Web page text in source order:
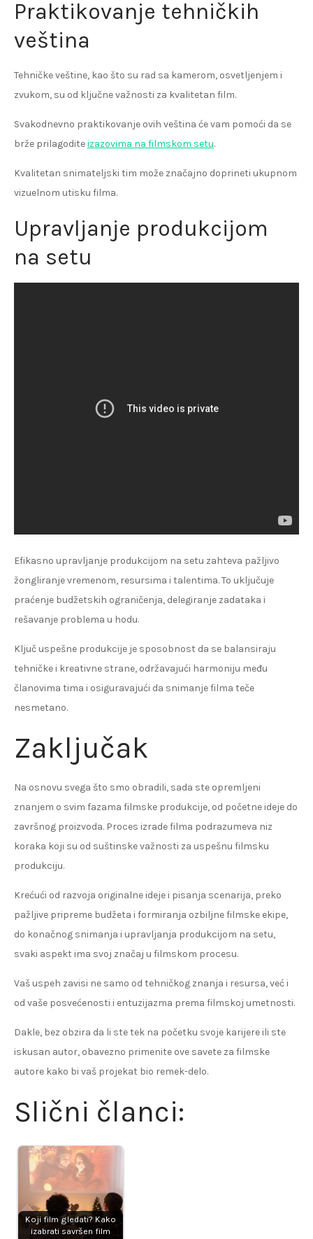
Praktikovanje tehničkih
veština
Tehničke veštine, kao što su rad sa kamerom, osvetljenjem i
zvukom, su od ključne važnosti za kvalitetan film.
Svakodnevno praktikovanje ovih veština će vam pomoći da se
brže prilagoditeizazovima na filmskom setu.
Kvalitetan snimateljski tim može značajno doprineti ukupnom
vizuelnom utisku filma.
Upravljanje produkcijom
na setu
Efikasno upravljanje produkcijom na setu zahteva pažljivo
žongliranje vremenom, resursima i talentima. To uključuje
praćenje budžetskih ograničenja, delegiranje zadataka i
rešavanje problema u hodu.
Ključ uspešne produkcije je sposobnost da se balansiraju
tehničke i kreativne strane, održavajući harmoniju među
članovima tima i osiguravajući da snimanje filma teče
nesmetano.
Zaključak
Na osnovu svega što smo obradili, sada ste opremljeni
znanjem o svim fazama filmske produkcije, od početne ideje do
završnog proizvoda. Proces izrade filma podrazumeva niz
koraka koji su od suštinske važnosti za uspešnu filmsku
produkciju.
Krećući od razvoja originalne ideje i pisanja scenarija, preko
pažljive pripreme budžeta i formiranja ozbiljne filmske ekipe,
do konačnog snimanja i upravljanja produkcijom na setu,
svaki aspekt ima svoj značaj u filmskom procesu.
Vaš uspeh zavisi ne samo od tehničkog znanja i resursa, već i
od vaše posvećenosti i entuzijazma prema filmskoj umetnosti.
Dakle, bez obzira da li ste tek na početku svoje karijere ili ste
iskusan autor, obavezno primenite ove savete za filmske
autore kako bi vaš projekat bio remek-delo.
Slični članci:
Koji film gledati? Kako
izabrati savršen film